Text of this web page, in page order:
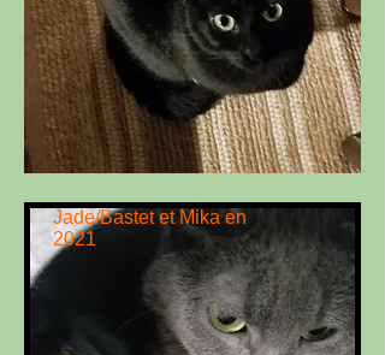
Jade/Bastet et Mika en
2021